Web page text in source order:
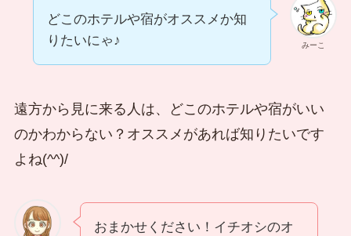
みーこ
どこのホテルや宿がオススメか知
りたいにゃ♪
遠方から見に来る人は、どこのホテルや宿がいい
のかわからない？オススメがあれば知りたいです
よね(^^)/
おまかせください！イチオシのオ